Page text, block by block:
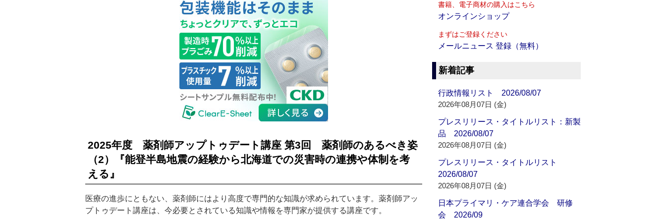
2025年度 薬剤師アップトゥデート講座 第3回 薬剤師のあるべき姿
（2）『能登半島地震の経験から北海道での災害時の連携や体制を考
える』
医療の進歩にともない、薬剤師にはより高度で専門的な知識が求められています。薬剤師アッ
プトゥデート講座は、今必要とされている知識や情報を専門家が提供する講座です。
書籍、電子商材の購入はこちら
オンラインショップ
まずはご登録ください
メールニュース 登録（無料）
新着記事
行政情報リスト 2026/08/07
2026年08月07日 (金)
プレスリリース・タイトルリスト：新製
品 2026/08/07
2026年08月07日 (金)
プレスリリース・タイトルリスト
2026/08/07
2026年08月07日 (金)
日本プライマリ・ケア連合学会 研修
会 2026/09